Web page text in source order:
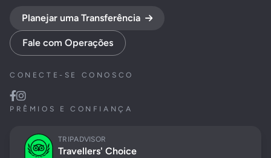
Planejar uma Transferência
Fale com Operações
CONECTE-SE CONOSCO
PRÊMIOS E CONFIANÇA
TRIPADVISOR
Travellers' Choice